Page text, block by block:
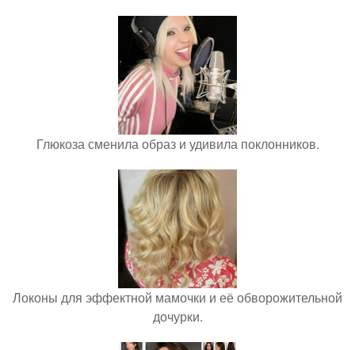
Глюкоза сменила образ и удивила поклонников.
Локоны для эффектной мамочки и её обворожительной
дочурки.